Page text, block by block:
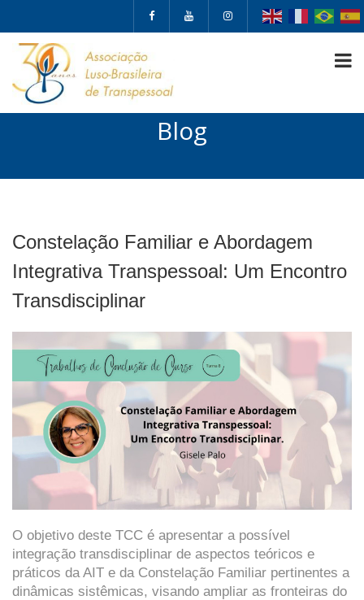
Blog
Constelação Familiar e Abordagem
Integrativa Transpessoal: Um Encontro
Transdisciplinar
O objetivo deste TCC é apresentar a possível
integração transdisciplinar de aspectos teóricos e
práticos da AIT e da Constelação Familiar pertinentes a
dinâmicas sistêmicas, visando ampliar as fronteiras do